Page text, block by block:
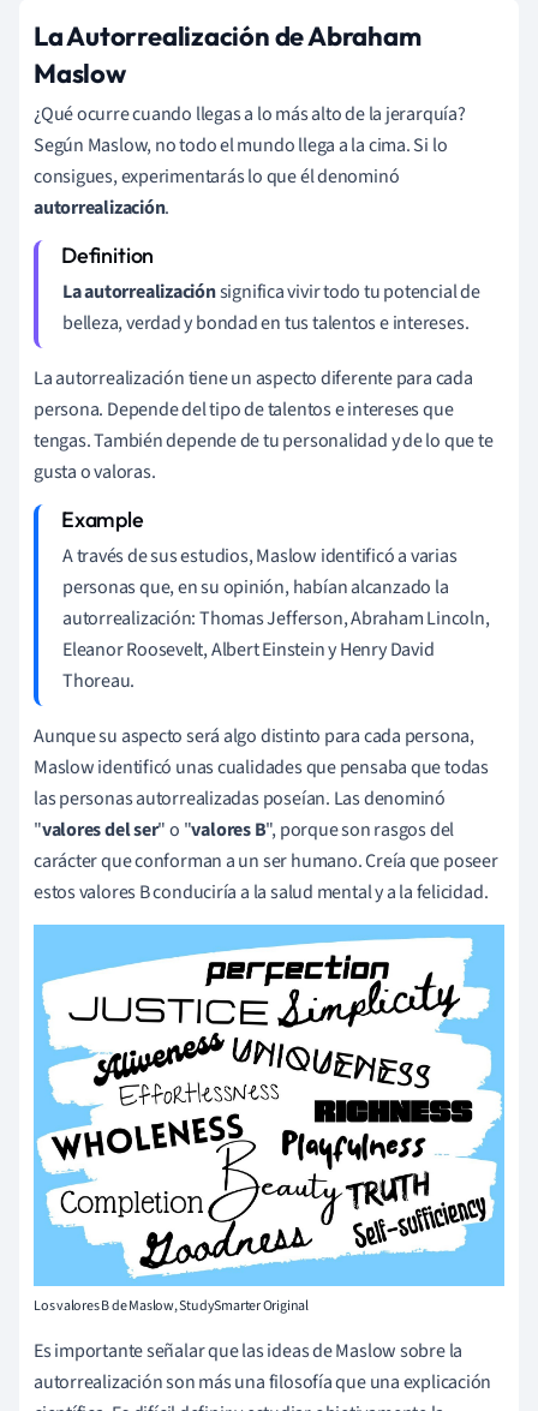
La Autorrealización de Abraham
Maslow
¿Qué ocurre cuando llegas a lo más alto de la jerarquía?
Según Maslow, no todo el mundo llega a la cima. Si lo
consigues, experimentarás lo que él denominó
autorrealización.
La autorrealizaciónsignifica vivir todo tu potencial de
belleza, verdad y bondad en tus talentos e intereses.
La autorrealización tiene un aspecto diferente para cada
persona. Depende del tipo de talentos e intereses que
tengas. También depende de tu personalidad y de lo que te
gusta o valoras.
A través de sus estudios, Maslow identificó a varias
personas que, en su opinión, habían alcanzado la
autorrealización: Thomas Jefferson, Abraham Lincoln,
Eleanor Roosevelt, Albert Einstein y Henry David
Thoreau.
Aunque su aspecto será algo distinto para cada persona,
Maslow identificó unas cualidades que pensaba que todas
las personas autorrealizadas poseían. Las denominó
"valores del ser" o "valores B", porque son rasgos del
carácter que conforman a un ser humano. Creía que poseer
estos valores B conduciría a la salud mental y a la felicidad.
Los valores B de Maslow, StudySmarter Original
Es importante señalar que las ideas de Maslow sobre la
autorrealización son más una filosofía que una explicación